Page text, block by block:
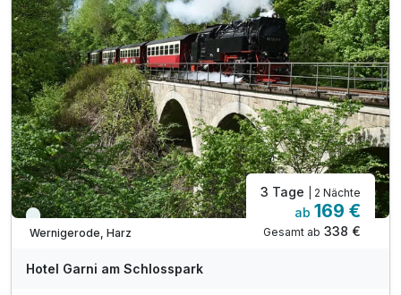
Viele Termine frei
Wernigerode, Harz
3 Tage | 2 Nächte
ab 169 €
Gesamt ab 338 €
Hotel Garni am Schlosspark